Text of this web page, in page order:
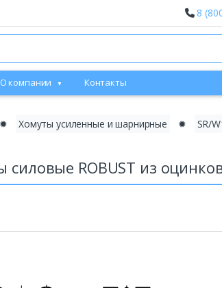
8
О компании Контакты
✹ Хомуты усиленные и шарнирные ✹ SR/
силовые ROBUST из